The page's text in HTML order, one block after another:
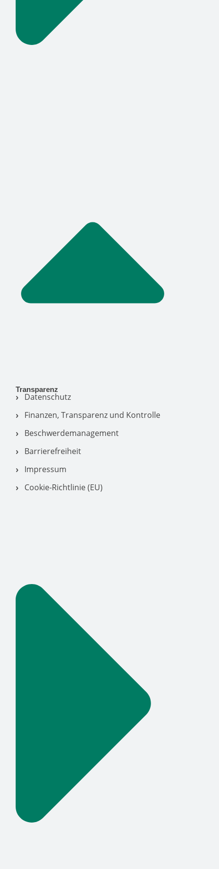
Transparenz
Datenschutz
Finanzen, Transparenz und Kontrolle
Beschwerdemanagement
Barrierefreiheit
Impressum
Cookie-Richtlinie (EU)